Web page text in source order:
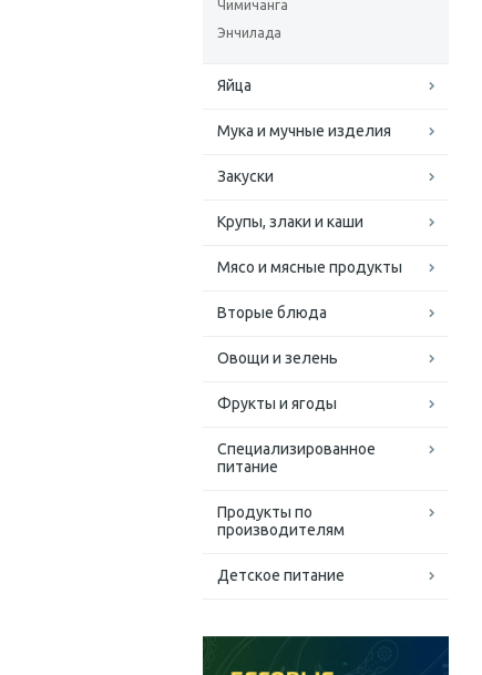
Чимичанга
Энчилада
Яйца
Мука и мучные изделия
Закуски
Крупы, злаки и каши
Мясо и мясные продукты
Вторые блюда
Овощи и зелень
Фрукты и ягоды
Специализированное
питание
Продукты по
производителям
Детское питание